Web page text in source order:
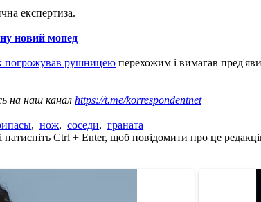
експертиза.
новий мопед
погрожував рушницею перехожим і вимагав
на наш канал https://t.me/korrespondentnet
, нож, соседи, граната
Ctrl + Enter, щоб повідомити про це